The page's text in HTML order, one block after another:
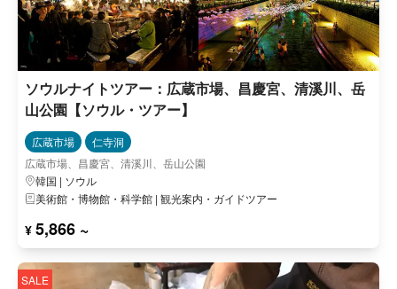
ソウルナイトツアー：広蔵市場、昌慶宮、清溪川、岳
山公園【ソウル・ツアー】
広蔵市場
仁寺洞
広蔵市場、昌慶宮、清溪川、岳山公園
韓国 | ソウル
美術館・博物館・科学館 | 観光案内・ガイドツアー
¥ 5,866 ~
SALE